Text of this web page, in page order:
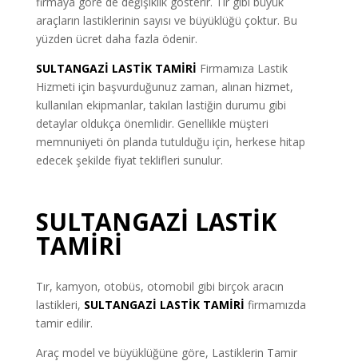
araçların lastiklerinin sayısı ve büyüklüğü çoktur. Bu
yüzden ücret daha fazla ödenir.
SULTANGAZİ LASTİK TAMİRİ Firmamıza Lastik
Hizmeti için başvurduğunuz zaman, alınan hizmet,
kullanılan ekipmanlar, takılan lastiğin durumu gibi
detaylar oldukça önemlidir. Genellikle müşteri
memnuniyeti ön planda tutulduğu için, herkese hitap
edecek şekilde fiyat teklifleri sunulur.
SULTANGAZİ LASTİK
TAMİRİ
Tır, kamyon, otobüs, otomobil gibi birçok aracın
lastikleri, SULTANGAZİ LASTİK TAMİRİ firmamızda
tamir edilir.
Araç model ve büyüklüğüne göre, Lastiklerin Tamir